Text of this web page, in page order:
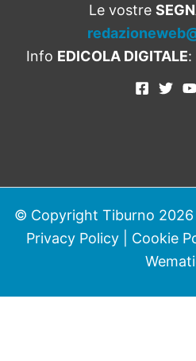
Le vostre
Info EDICOLA DIGITALE:
© Copyright Tiburno 2026
Privacy Policy| Cookie